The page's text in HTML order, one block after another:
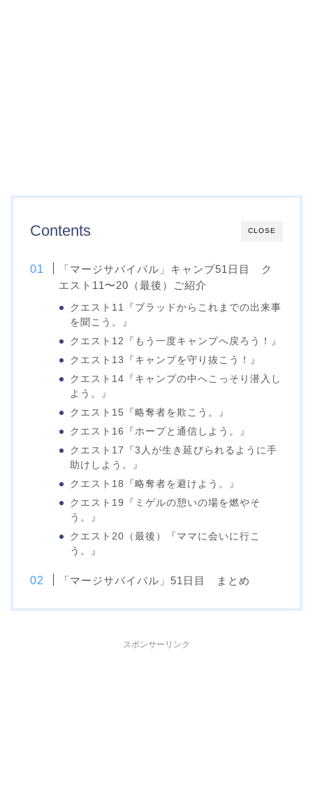
CLOSE
Contents
「マージサバイバル」キャンプ51日目 ク
エスト11〜20（最後）ご紹介
クエスト11『ブラッドからこれまでの出来事
を聞こう。』
クエスト12『もう一度キャンプへ戻ろう！』
クエスト13『キャンプを守り抜こう！』
クエスト14『キャンプの中へこっそり潜入し
よう。』
クエスト15『略奪者を欺こう。』
クエスト16『ホープと通信しよう。』
クエスト17『3人が生き延びられるように手
助けしよう。』
クエスト18『略奪者を避けよう。』
クエスト19『ミゲルの憩いの場を燃やそ
う。』
クエスト20（最後）『ママに会いに行こ
う。』
「マージサバイバル」51日目 まとめ
スポンサーリンク